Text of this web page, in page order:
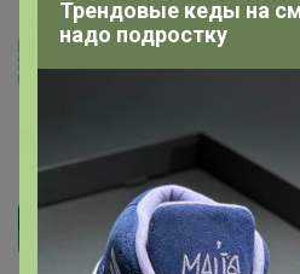
Трендовые кеды на
надо подростку